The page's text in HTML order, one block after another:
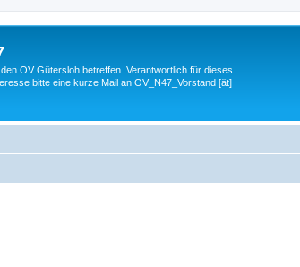
OV Gütersloh betreffen. Verantwortlich für dieses
bitte eine kurze Mail an OV_N47_Vorstand [ät]